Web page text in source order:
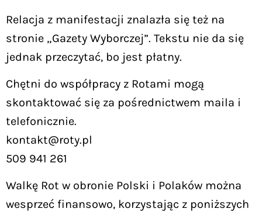
Relacja z manifestacji znalazła się też na
stronie „Gazety Wyborczej”. Tekstu nie da się
jednak przeczytać, bo jest płatny.
Chętni do współpracy z Rotami mogą
skontaktować się za pośrednictwem maila i
telefonicznie.
kontakt@roty.pl
509 941 261
Walkę Rot w obronie Polski i Polaków można
wesprzeć finansowo, korzystając z poniższych